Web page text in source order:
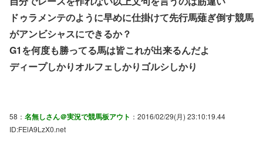
ドゥラメンテのように早めに仕掛けて先行馬薙ぎ倒す競馬
がアンビシャスにできるか？
G1を何度も勝ってる馬は皆これが出来るんだよ
ディープしかりオルフェしかりゴルシしかり
58： 名無しさん＠実況で競馬板アウト ：2016/02/29(月) 23:10:19.44
ID:FElA9LzX0.net